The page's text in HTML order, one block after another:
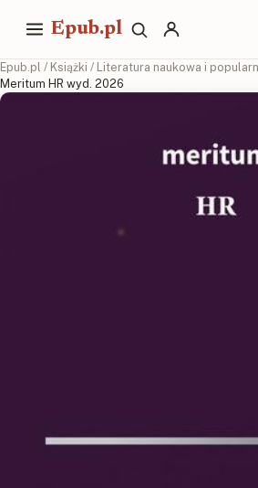
Epub.pl
Epub.pl / Książki / Literatura naukowa i
Meritum HR wyd. 2026